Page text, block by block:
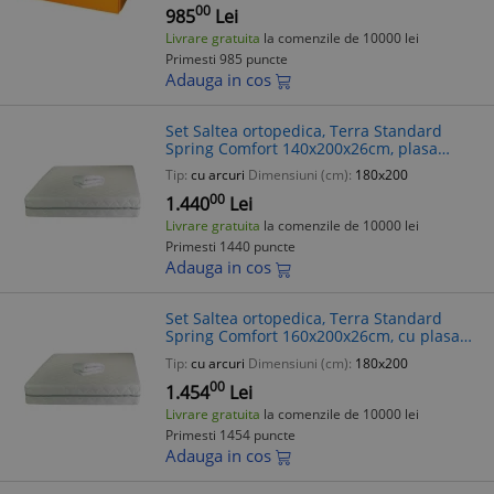
98500 Lei
Livrare gratuita la comenzile de 10000 lei
Primesti 985 puncte
Adauga in cos
Set Saltea ortopedica, Terra Standard
Spring Comfort 140x200x26cm, plasa
arcuri Bonell, husa detasabila tricot,
fermitate mediu spre tare, Saltsib plu
Tip: cu arcuri Dimensiuni (cm): 180x200
1.44000 Lei
Livrare gratuita la comenzile de 10000 lei
Primesti 1440 puncte
Adauga in cos
Set Saltea ortopedica, Terra Standard
Spring Comfort 160x200x26cm, cu plasa
de arcuri Bonell, husa detasabila tricot,
hipoalergenica, fermitate mediu
Tip: cu arcuri Dimensiuni (cm): 180x200
1.45400 Lei
Livrare gratuita la comenzile de 10000 lei
Primesti 1454 puncte
Adauga in cos